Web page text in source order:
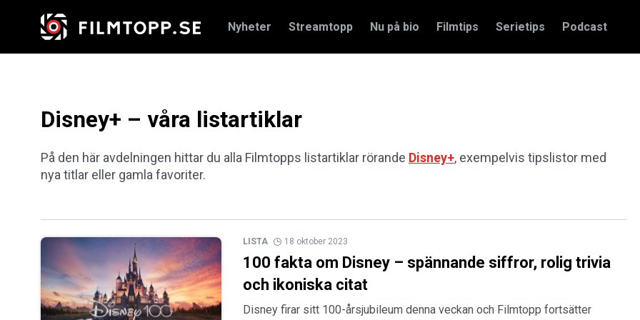
Nyheter Streamtopp Nu på bio Filmtips Serietips Podcast
Disney+ – våra listartiklar
På den här avdelningen hittar du alla Filmtopps listartiklar rörande Disney+, exempelvis tipslistor med
nya titlar eller gamla favoriter.
LISTA 18 oktober 2023
100 fakta om Disney – spännande siffror, rolig trivia
och ikoniska citat
Disney firar sitt 100-årsjubileum denna veckan och Filmtopp fortsätter